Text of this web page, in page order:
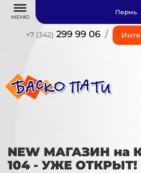
МЕНЮ
+7 (342) 299 99 06 /
Пермь
NEW МАГАЗИН на
104 - УЖЕ ОТКРЫТ!